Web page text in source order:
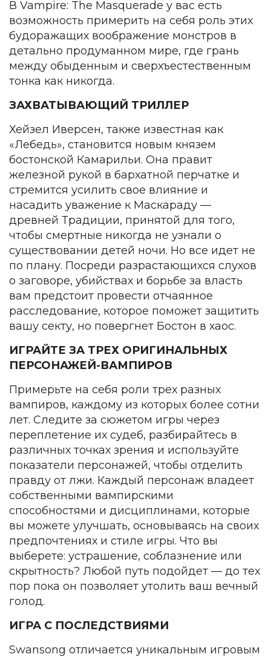
В Vampire: The Masquerade у вас есть
возможность примерить на себя роль этих
будоражащих воображение монстров в
детально продуманном мире, где грань
между обыденным и сверхъестественным
тонка как никогда.
ЗАХВАТЫВАЮЩИЙ ТРИЛЛЕР
Хейзел Иверсен, также известная как
«Лебедь», становится новым князем
бостонской Камарильи. Она правит
железной рукой в бархатной перчатке и
стремится усилить свое влияние и
насадить уважение к Маскараду —
древней Традиции, принятой для того,
чтобы смертные никогда не узнали о
существовании детей ночи. Но все идет не
по плану. Посреди разрастающихся слухов
о заговоре, убийствах и борьбе за власть
вам предстоит провести отчаянное
расследование, которое поможет защитить
вашу секту, но повергнет Бостон в хаос.
ИГРАЙТЕ ЗА ТРЕХ ОРИГИНАЛЬНЫХ
ПЕРСОНАЖЕЙ-ВАМПИРОВ
Примерьте на себя роли трех разных
вампиров, каждому из которых более сотни
лет. Следите за сюжетом игры через
переплетение их судеб, разбирайтесь в
различных точках зрения и используйте
показатели персонажей, чтобы отделить
правду от лжи. Каждый персонаж владеет
собственными вампирскими
способностями и дисциплинами, которые
вы можете улучшать, основываясь на своих
предпочтениях и стиле игры. Что вы
выберете: устрашение, соблазнение или
скрытность? Любой путь подойдет — до тех
пор пока он позволяет утолить ваш вечный
голод.
ИГРА С ПОСЛЕДСТВИЯМИ
Swansong отличается уникальным игровым